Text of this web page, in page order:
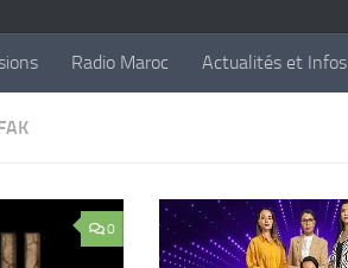
Radio Maroc Actualités et Infos
0